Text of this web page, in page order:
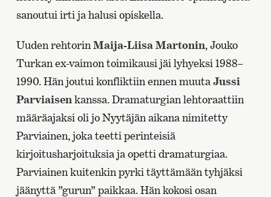
sanoutui irti ja halusi opiskella.
Uuden rehtorin Maija-Liisa Martonin, Jouko
Turkan ex-vaimon toimikausi jäi lyhyeksi 1988–
1990. Hän joutui konfliktiin ennen muutaJussi
Parviaisen kanssa. Dramaturgian lehtoraattiin
määräajaksi oli jo Nyytäjän aikana nimitetty
Parviainen, joka teetti perinteisiä
kirjoitusharjoituksia ja opetti dramaturgiaa.
Parviainen kuitenkin pyrki täyttämään tyhjäksi
jäänyttä ”gurun” paikkaa. Hän kokosi osan